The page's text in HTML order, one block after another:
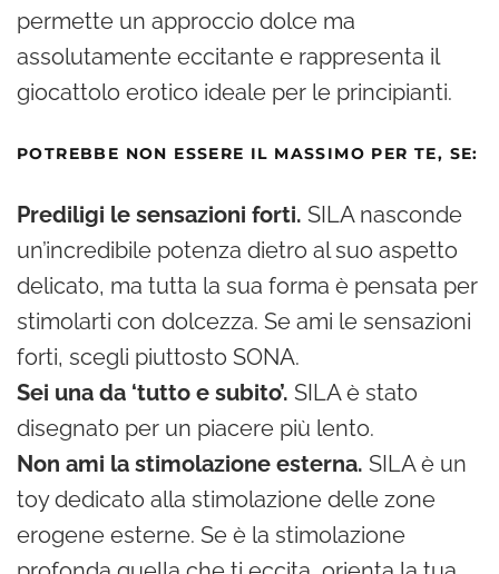
permette un approccio dolce ma
assolutamente eccitante e rappresenta il
giocattolo erotico ideale per le principianti.
POTREBBE NON ESSERE IL MASSIMO PER TE, SE:
Prediligi le sensazioni forti. SILA nasconde
un’incredibile potenza dietro al suo aspetto
delicato, ma tutta la sua forma è pensata per
stimolarti con dolcezza. Se ami le sensazioni
forti, scegli piuttosto SONA.
Sei una da ‘tutto e subito’. SILA è stato
disegnato per un piacere più lento.
Non ami la stimolazione esterna. SILA è un
toy dedicato alla stimolazione delle zone
erogene esterne. Se è la stimolazione